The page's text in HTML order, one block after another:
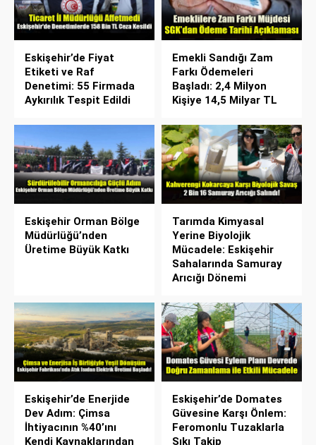
Eskişehir’de Fiyat
Etiketi ve Raf
Denetimi: 55 Firmada
Aykırılık Tespit Edildi
Emekli Sandığı Zam
Farkı Ödemeleri
Başladı: 2,4 Milyon
Kişiye 14,5 Milyar TL
Eskişehir Orman Bölge
Müdürlüğü’nden
Üretime Büyük Katkı
Tarımda Kimyasal
Yerine Biyolojik
Mücadele: Eskişehir
Sahalarında Samuray
Arıcığı Dönemi
Eskişehir’de Enerjide
Dev Adım: Çimsa
İhtiyacının %40’ını
Kendi Kaynaklarından
Eskişehir’de Domates
Güvesine Karşı Önlem:
Feromonlu Tuzaklarla
Sıkı Takip